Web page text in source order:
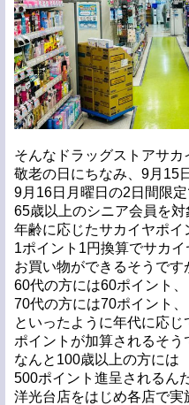
そんなドラッグストアサカ
敬老の日にちなみ、9月15
9月16日月曜日の2日間限
65歳以上のシニア会員を対
年齢に応じたサカイヤポイ
1ポイント1円換算でサカイ
お買い物ができるそうです
60代の方には60ポイント、
70代の方には70ポイント、
といったように年代に応じ
ポイントが加算されるそう
なんと100歳以上の方には
500ポイント進呈されるん
洋光台店をはじめ各店で実